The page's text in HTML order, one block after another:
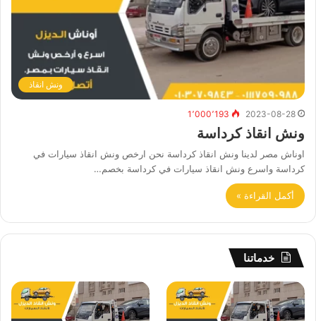
ونش انقاذ
2023-08-28 1٬000٬193
ونش انقاذ كرداسة
اوناش مصر لدينا ونش انقاذ كرداسة نحن ارخص ونش انقاذ سيارات في
كرداسة واسرع ونش انقاذ سيارات في كرداسة بخصم…
أكمل القراءة »
خدماتنا